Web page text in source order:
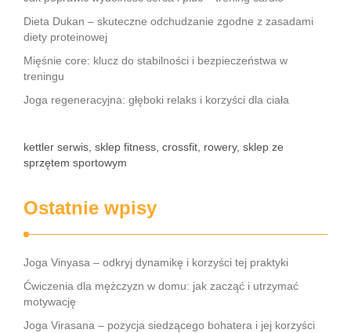
Dieta Dukan – skuteczne odchudzanie zgodne z zasadami
diety proteinowej
Mięśnie core: klucz do stabilności i bezpieczeństwa w
treningu
Joga regeneracyjna: głęboki relaks i korzyści dla ciała
kettler serwis, sklep fitness, crossfit, rowery, sklep ze
sprzętem sportowym
Ostatnie wpisy
Joga Vinyasa – odkryj dynamikę i korzyści tej praktyki
Ćwiczenia dla mężczyzn w domu: jak zacząć i utrzymać
motywację
Joga Virasana – pozycja siedzącego bohatera i jej korzyści